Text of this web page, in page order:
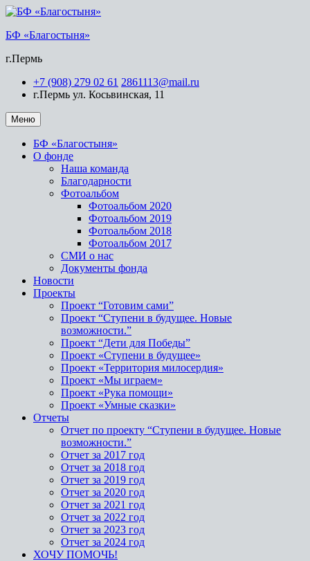
БФ «Благостыня»
г.Пермь
+7 (908) 279 02 61 2861113@mail.ru
г.Пермь ул. Косьвинская, 11
Меню
БФ «Благостыня»
О фонде
Наша команда
Благодарности
Фотоальбом
Фотоальбом 2020
Фотоальбом 2019
Фотоальбом 2018
Фотоальбом 2017
СМИ о нас
Документы фонда
Новости
Проекты
Проект “Готовим сами”
Проект “Ступени в будущее. Новые
возможности.”
Проект “Дети для Победы”
Проект «Ступени в будущее»
Проект «Территория милосердия»
Проект «Мы играем»
Проект «Рука помощи»
Проект «Умные сказки»
Отчеты
Отчет по проекту “Ступени в будущее. Новые
возможности.”
Отчет за 2017 год
Отчет за 2018 год
Отчет за 2019 год
Отчет за 2020 год
Отчет за 2021 год
Отчет за 2022 год
Отчет за 2023 год
Отчет за 2024 год
ХОЧУ ПОМОЧЬ!